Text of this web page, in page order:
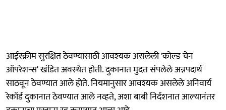
आईस्क्रीम सुरक्षित ठेवण्यासाठी आवश्यक असलेली 'कोल्ड चेन
ऑपरेशन्स' खंडित अवस्थेत होती. दुकानात मुदत संपलेले अन्नपदार्थ
साठवून ठेवण्यात आले होते. नियमानुसार आवश्यक असलेले अनिवार्य
रेकॉर्ड दुकानात ठेवण्यात आले नव्हते, अशा बाबी निर्दशनात आल्यानंतर